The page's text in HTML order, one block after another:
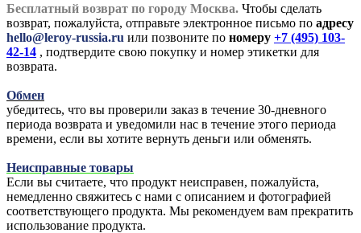
Бесплатный возврат по городу Москва. Чтобы сделать
возврат, пожалуйста, отправьте электронное письмо по адресу
hello@leroy-russia.ru или позвоните по номеру +7 (495) 103-
42-14 , подтвердите свою покупку и номер этикетки для
возврата.
Обмен
убедитесь, что вы проверили заказ в течение 30-дневного
периода возврата и уведомили нас в течение этого периода
времени, если вы хотите вернуть деньги или обменять.
Неисправные товары
Если вы считаете, что продукт неисправен, пожалуйста,
немедленно свяжитесь с нами с описанием и фотографией
соответствующего продукта. Мы рекомендуем вам прекратить
использование продукта.